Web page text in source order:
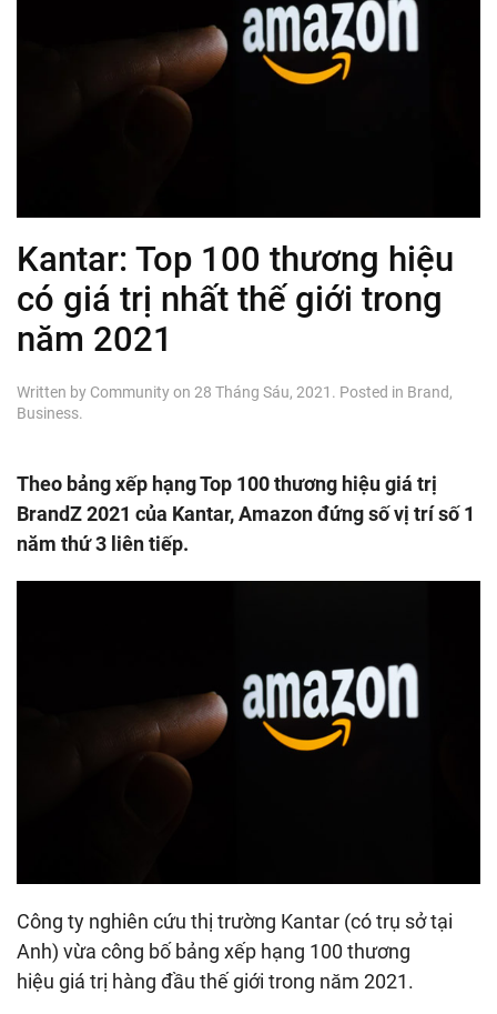
Kantar: Top 100 thương hiệu
có giá trị nhất thế giới trong
năm 2021
Written by Communityon 28 Tháng Sáu, 2021 . Posted in Brand,
Business.
Theo bảng xếp hạng Top 100 thương hiệu giá trị
BrandZ 2021 của Kantar, Amazon đứng số vị trí số 1
năm thứ 3 liên tiếp.
Công ty nghiên cứu thị trường Kantar (có trụ sở tại
Anh) vừa công bố bảng xếp hạng 100 thương
hiệu giá trị hàng đầu thế giới trong năm 2021.